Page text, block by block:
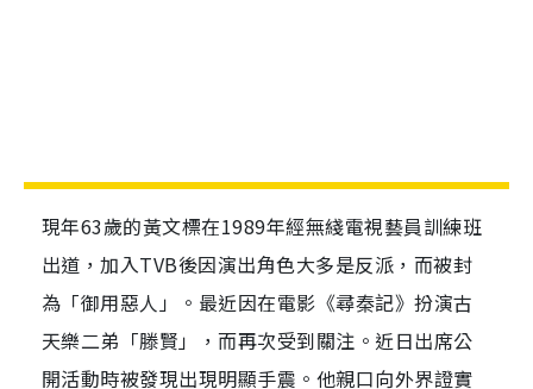
現年63歲的黃文標在1989年經無綫電視藝員訓練班
出道，加入TVB後因演出角色大多是反派，而被封
為「御用惡人」。最近因在電影《尋秦記》扮演古
天樂二弟「滕賢」，而再次受到關注。近日出席公
開活動時被發現出現明顯手震。他親口向外界證實